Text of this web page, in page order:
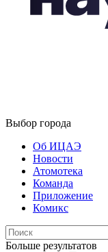
Выбор города
Об ИЦАЭ
Новости
Атомотека
Команда
Приложение
Комикс
Больше результатов